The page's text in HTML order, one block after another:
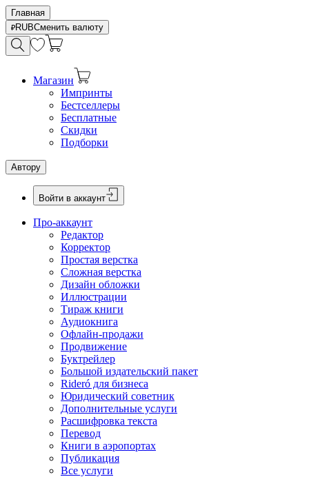
Главная
RUBСменить валюту
Магазин
Импринты
Бестселлеры
Бесплатные
Скидки
Подборки
Автору
Войти в аккаунт
Про-аккаунт
Редактор
Корректор
Простая верстка
Сложная верстка
Дизайн обложки
Иллюстрации
Тираж книги
Аудиокнига
Офлайн-продажи
Продвижение
Буктрейлер
Большой издательский пакет
Rideró для бизнеса
Юридический советник
Дополнительные услуги
Расшифровка текста
Перевод
Книги в аэропортах
Публикация
Все услуги